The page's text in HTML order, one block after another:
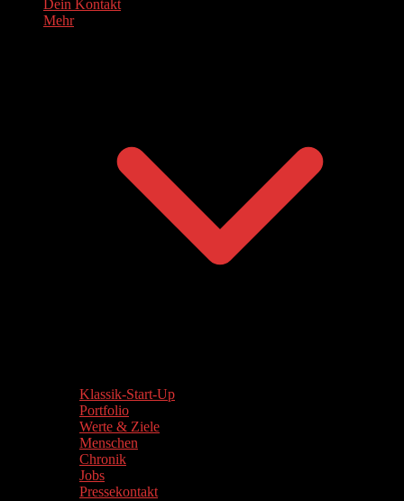
Dein Kontakt
Mehr
Klassik-Start-Up
Portfolio
Werte & Ziele
Menschen
Chronik
Jobs
Pressekontakt